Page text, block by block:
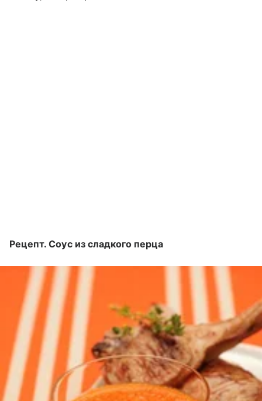
Рецепт. Соус из сладкого перца